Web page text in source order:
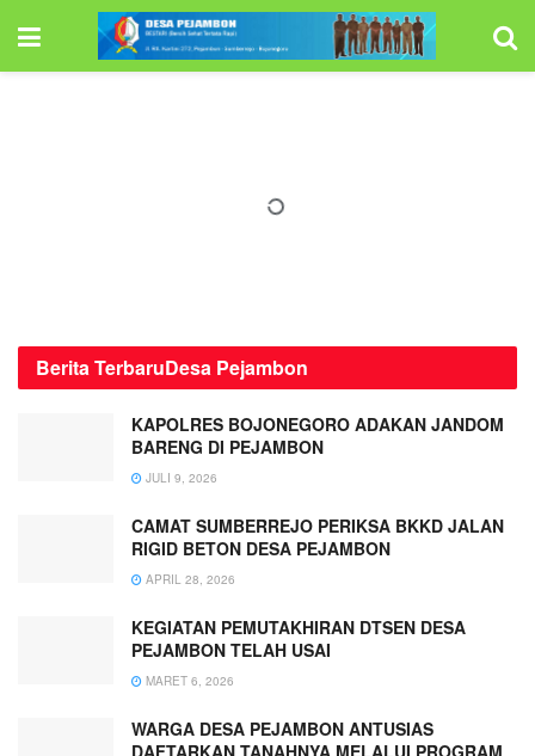
Berita TerbaruDesa Pejambon
KAPOLRES BOJONEGORO ADAKAN JANDOM
BARENG DI PEJAMBON
JULI 9, 2026
CAMAT SUMBERREJO PERIKSA BKKD JALAN
RIGID BETON DESA PEJAMBON
APRIL 28, 2026
KEGIATAN PEMUTAKHIRAN DTSEN DESA
PEJAMBON TELAH USAI
MARET 6, 2026
WARGA DESA PEJAMBON ANTUSIAS
DAFTARKAN TANAHNYA MELALUI PROGRAM